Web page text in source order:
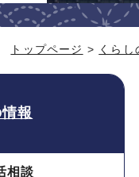
トップページ > くらし
報
相談